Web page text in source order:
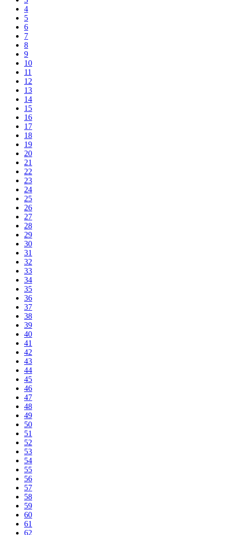
4
5
6
7
8
9
10
11
12
13
14
15
16
17
18
19
20
21
22
23
24
25
26
27
28
29
30
31
32
33
34
35
36
37
38
39
40
41
42
43
44
45
46
47
48
49
50
51
52
53
54
55
56
57
58
59
60
61
62